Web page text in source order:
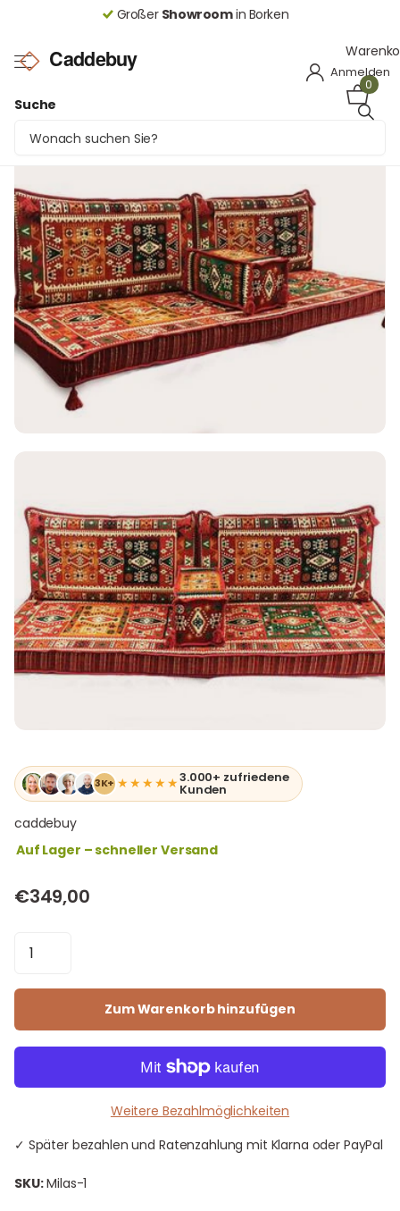
Raten bezahlen mit Klarna oder PayPal
Suche
Anmelden
0
Kösesi | Caddebuy
3K+ ★★★★★3.000+ zufriedene
Kunden
caddebuy
Auf Lager – schneller Versand
€349,00
Zum Warenkorb hinzufügen
Weitere Bezahlmöglichkeiten
✓ Später bezahlen und Ratenzahlung mit Klarna oder PayPal
SKU:Milas-1